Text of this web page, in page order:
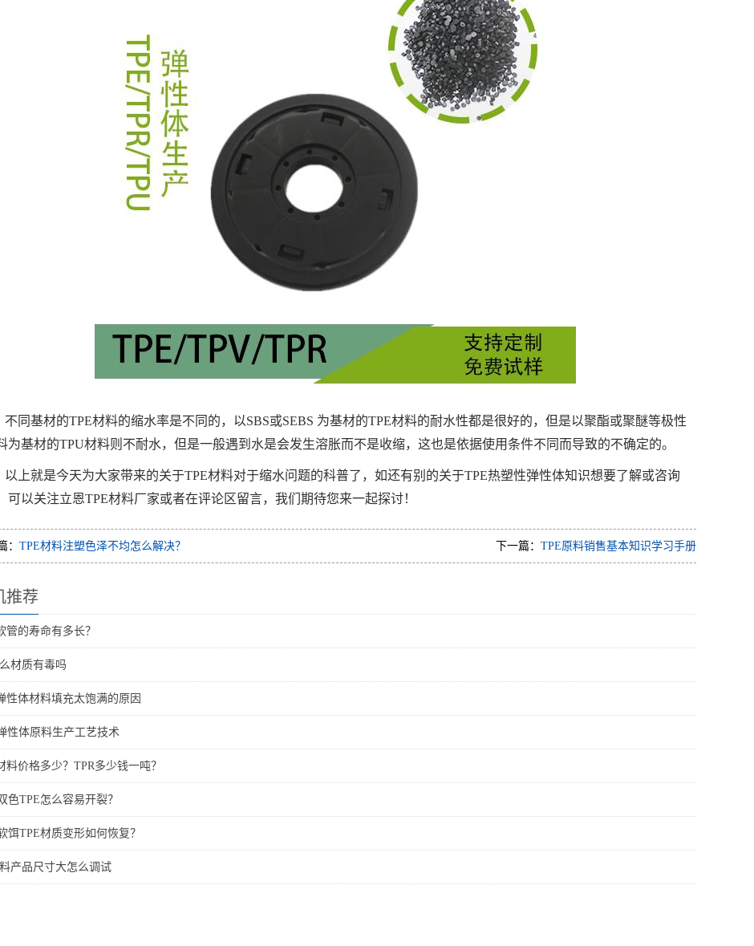
不同基材的TPE材料的缩水率是不同的，以SBS或SEBS 为基材的TPE材料的耐水性都是很好的，但是以聚酯或聚醚等极性
为基材的TPU材料则不耐水，但是一般遇到水是会发生溶胀而不是收缩，这也是依据使用条件不同而导致的不确定的。
以上就是今天为大家带来的关于TPE材料对于缩水问题的科普了，如还有别的关于TPE热塑性弹性体知识想要了解或咨询
可以关注立恩TPE材料厂家或者在评论区留言，我们期待您来一起探讨！
： TPE材料注塑色泽不均怎么解决？ 下一篇： TPE原料销售基本知识学习手册
推荐
管的寿命有多长？
材质有毒吗
性体材料填充太饱满的原因
性体原料生产工艺技术
料价格多少？TPR多少钱一吨？
色TPE怎么容易开裂？
饵TPE材质变形如何恢复？
产品尺寸大怎么调试